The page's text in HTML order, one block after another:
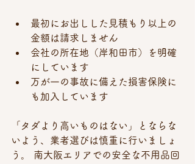
最初にお出しした見積もり以上の
金額は請求しません
会社の所在地（岸和田市）を明確
にしています
万が一の事故に備えた損害保険に
も加入しています
「タダより高いものはない」とならな
いよう、業者選びは慎重に行いましょ
う。 南大阪エリアでの安全な不用品回